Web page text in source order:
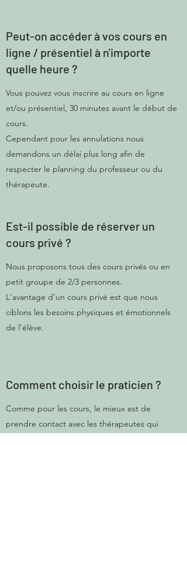
Peut-on accéder à vos cours en
ligne / présentiel à n'importe
quelle heure ?
Vous pouvez vous inscrire au cours en ligne
et/ou présentiel, 30 minutes avant le début de
cours.
Cependant pour les annulations nous
demandons un délai plus long afin de
respecter le planning du professeur ou du
thérapeute.
Est-il possible de réserver un
cours privé ?
Nous proposons tous des cours privés ou en
petit groupe de 2/3 personnes.
L'avantage d'un cours privé est que nous
ciblons les besoins physiques et émotionnels
de l'élève.
Comment choisir le praticien ?
Comme pour les cours, le mieux est de
prendre contact avec les thérapeutes qui